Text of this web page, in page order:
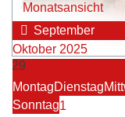
Monatsansicht
September
Oktober 2025
MontagDienstag
Sonntag
29
1